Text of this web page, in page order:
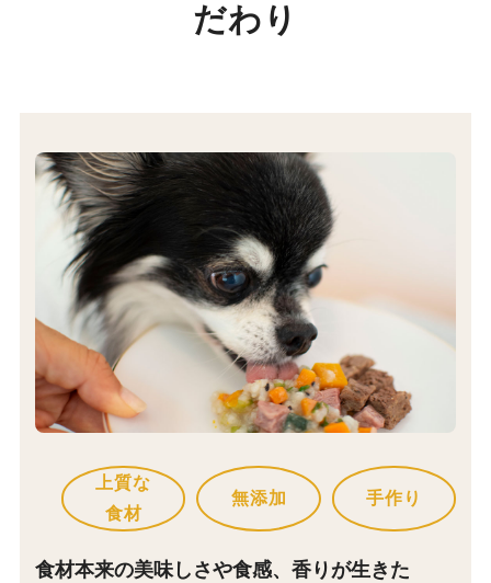
だわり
上質な
食材
無添加 手作り
食材本来の美味しさや食感、香りが生きた